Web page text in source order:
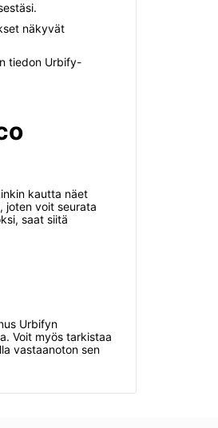
näkyvät
tiedon Urbify-
kautta näet
joten voit seurata
saat siitä
Urbifyn
Voit myös tarkistaa
vastaanoton sen